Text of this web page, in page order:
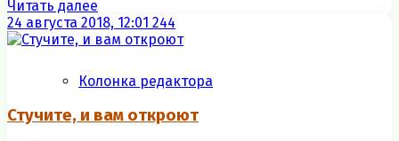
Читать далее
24 августа 2018, 12:01 244
Колонка редактора
Стучите, и вам откроют